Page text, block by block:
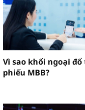
Vì sao khối ngoại
phiếu MBB?